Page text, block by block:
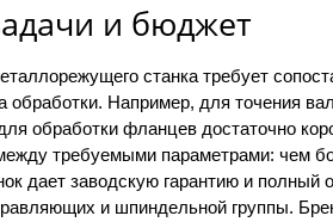
и бюджет
станка требует
обработки. Например, для точения
обработки фланцев достаточно
между требуемыми параметрами:
дает заводскую гарантию и полный
и шпиндельной группы.